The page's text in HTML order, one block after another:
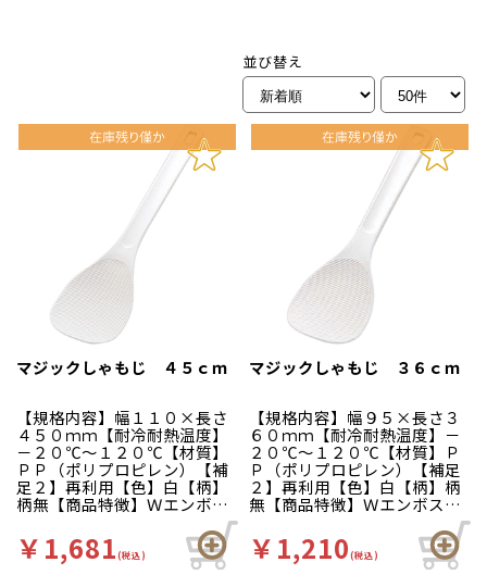
並び替え
マジックしゃもじ ４５ｃｍ
【規格内容】幅１１０×長さ
４５０ｍｍ【耐冷耐熱温度】
－２０℃～１２０℃【材質】
ＰＰ（ポリプロピレン）【補
足２】再利用【色】白【柄】
柄無【商品特徴】Ｗエンボス
加工でごはんがくっつきにく
いしゃもじです。すくい部の
表面に多数の特殊微細な凹凸
部を形成することにより、ご
￥1,681(税込)
マジックしゃもじ ３６ｃｍ
【規格内容】幅９５×長さ３
６０ｍｍ【耐冷耐熱温度】－
２０℃～１２０℃【材質】Ｐ
Ｐ（ポリプロピレン）【補足
２】再利用【色】白【柄】柄
無【商品特徴】Ｗエンボス加
工でごはんがくっつきにくい
しゃもじです。すくい部の表
面に多数の特殊微細な凹凸部
を形成することにより、ご飯
￥1,210(税込)